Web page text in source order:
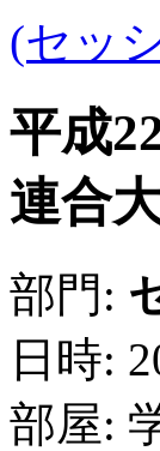
(セッ
平成
連合
部門:
日時:
部屋: